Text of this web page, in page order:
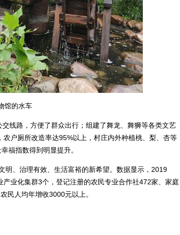
馆的水车
路，方便了群众出行；组建了舞龙、舞狮等各类文艺
户厕所改造率达95%以上，村庄内外种植桃、梨、杏等
福指数得到明显提升。
、治理有效、生活富裕的新希望。数据显示，2019
业化集群3个，登记注册的农民专业合作社472家、家庭
民人均年增收3000元以上。